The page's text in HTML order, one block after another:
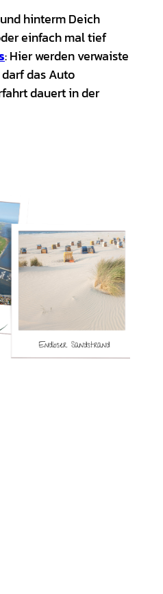
hinterm Deich
einfach mal tief
: Hier werden verwaiste
das Auto
dauert in der